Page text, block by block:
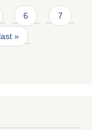
6 7
last »